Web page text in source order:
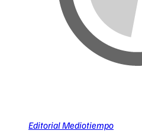
Editorial Mediotiempo